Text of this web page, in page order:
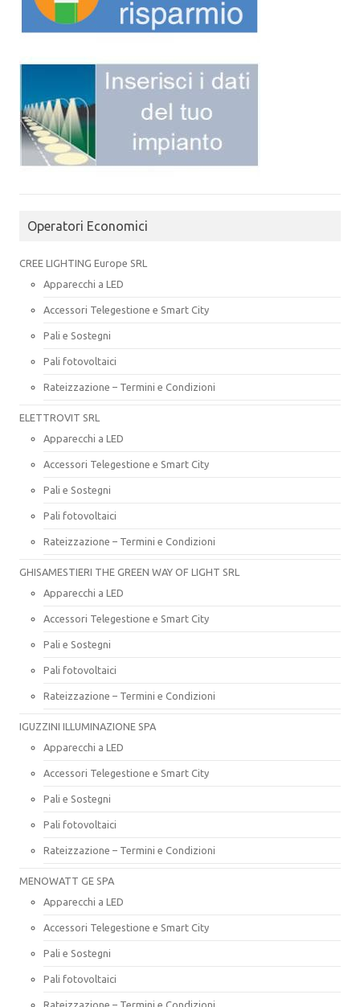
Operatori Economici
CREE LIGHTING Europe SRL
Apparecchi a LED
Accessori Telegestione e Smart City
Pali e Sostegni
Pali fotovoltaici
Rateizzazione – Termini e Condizioni
ELETTROVIT SRL
Apparecchi a LED
Accessori Telegestione e Smart City
Pali e Sostegni
Pali fotovoltaici
Rateizzazione – Termini e Condizioni
GHISAMESTIERI THE GREEN WAY OF LIGHT SRL
Apparecchi a LED
Accessori Telegestione e Smart City
Pali e Sostegni
Pali fotovoltaici
Rateizzazione – Termini e Condizioni
IGUZZINI ILLUMINAZIONE SPA
Apparecchi a LED
Accessori Telegestione e Smart City
Pali e Sostegni
Pali fotovoltaici
Rateizzazione – Termini e Condizioni
MENOWATT GE SPA
Apparecchi a LED
Accessori Telegestione e Smart City
Pali e Sostegni
Pali fotovoltaici
Rateizzazione – Termini e Condizioni